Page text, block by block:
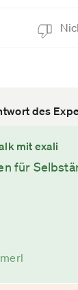
des
mit exali
für